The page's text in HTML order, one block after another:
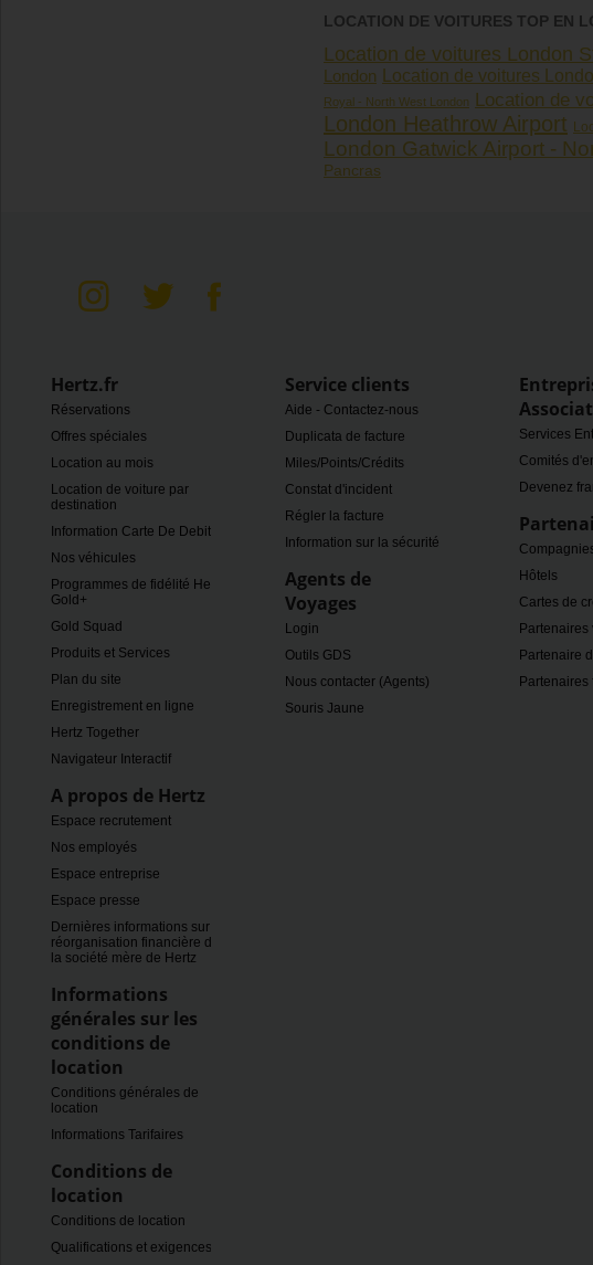
LOCATION DE VOITURES TOP EN
Location de voitures London
London
Location de voitures
Royal - North West London Location de
London Heathrow Airport
London Gatwick Airport -
Pancras
Hertz.fr
Réservations
Offres spéciales
Location au mois
Location de voiture par
destination
Information Carte De Debit
Nos véhicules
Programmes de fidélité Hertz
Gold+
Gold Squad
Produits et Services
Plan du site
Enregistrement en ligne
Hertz Together
Navigateur Interactif
A propos de Hertz
Espace recrutement
Nos employés
Espace entreprise
Espace presse
Dernières informations sur la
réorganisation financière de
la société mère de Hertz
Informations
générales sur les
conditions de
location
Conditions générales de
location
Informations Tarifaires
Conditions de
location
Conditions de location
Qualifications et exigences
Service clients
Aide - Contactez-nous
Duplicata de facture
Miles/Points/Crédits
Constat d'incident
Régler la facture
Information sur la sécurité
Agents de
Voyages
Login
Outils GDS
Nous contacter (Agents)
Souris Jaune
Services
Comités
Devenez
Hôtels
Cartes de
Partenaires
Partenaire
Partenaires